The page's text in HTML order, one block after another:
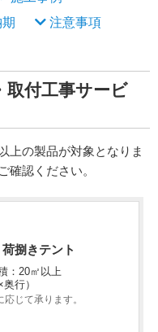
注意事項
取付工事サービ
上の製品が対象となりま
確認ください。
荷捌きテント
：20㎡以上
奥行）
じて承ります。